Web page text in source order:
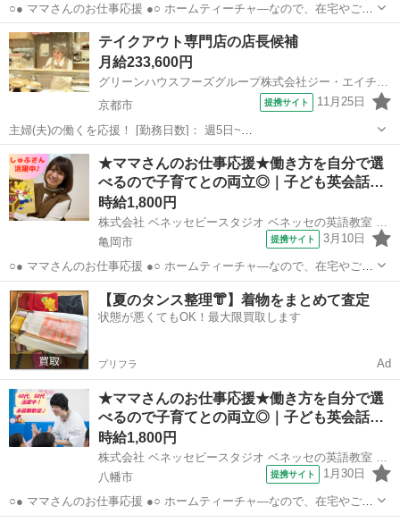
○● ママさんのお仕事応援 ●○ ホームティーチャ—なので、在宅やご自
宅近くでの勤務！ ご家庭の都合に応じて、週1日～開校日なども調整
可能です。 ○● 未経験からの「英語の先生」デビューも大歓迎 ●○ ・開
校以降は教室運営...
京都 亀岡市 店長
テイクアウト専門店の店長候補
月給233,600円
京都市
提携サイト 11月25日
主婦(夫)の働くを応援！ [勤務日数]： 週5日~
09:30~18:30/12:00~20:00/14:00~21:30 月/火/水/木/金/土/日 などから選
べます [勤務地・最寄駅]： 京都府京都市右京区西院追分町...
京都 京都市
★ママさんのお仕事応援★働き方を自分で選
べるので子育てとの両立◎｜子ども英会話…
時給1,800円
亀岡市
提携サイト 3月10日
○● ママさんのお仕事応援 ●○ ホームティーチャ—なので、在宅やご自
宅近くでの勤務！ ご家庭の都合に応じて、週1日～開校日なども調整
可能です。 ○● 未経験からの「英語の先生」デビューも大歓迎 ●○ ・開
校以降は教室運営...
京都 亀岡市 店長
【夏のタンス整理👘】着物をまとめて査定
状態が悪くてもOK！最大限買取します
プリフラ Ad
★ママさんのお仕事応援★働き方を自分で選
べるので子育てとの両立◎｜子ども英会話…
時給1,800円
八幡市
提携サイト 1月30日
○● ママさんのお仕事応援 ●○ ホームティーチャ—なので、在宅やご自
宅近くでの勤務！ ご家庭の都合に応じて、週1日～開校日なども調整